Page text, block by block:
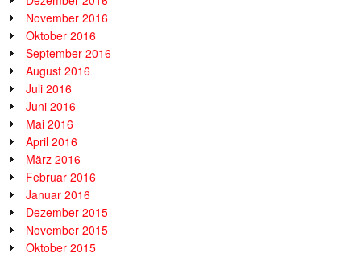
November 2016
Oktober 2016
September 2016
August 2016
Juli 2016
Juni 2016
Mai 2016
April 2016
März 2016
Februar 2016
Januar 2016
Dezember 2015
November 2015
Oktober 2015